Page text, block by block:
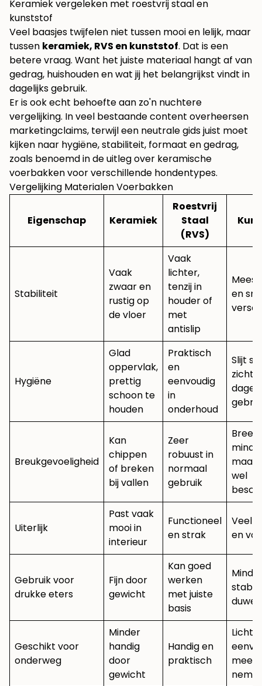
Keramiek vergeleken met roestvrij staal en
kunststof
Veel baasjes twijfelen niet tussen mooi en lelijk, maar
tussen keramiek, RVS en kunststof. Dat is een
betere vraag. Want het juiste materiaal hangt af van
gedrag, huishouden en wat jij het belangrijkst vindt in
dagelijks gebruik.
Er is ook echt behoefte aan zo'n nuchtere
vergelijking. In veel bestaande content overheersen
marketingclaims, terwijl een neutrale gids juist moet
kijken naar hygiëne, stabiliteit, formaat en gedrag,
zoals benoemd in de uitleg over keramische
voerbakken voor verschillende hondentypes.
Vergelijking Materialen Voerbakken
Eigenschap Keramiek
Roestvrij
Staal
(RVS)
Stabiliteit
Vaak
zwaar en
rustig op
de vloer
Vaak
lichter,
tenzij in
houder of
met
antislip
en
Hygiëne
Glad
oppervlak,
prettig
schoon te
houden
Praktisch
en
eenvoudig
in
onderhoud
Slijt
Breukgevoeligheid
Kan
chippen
of breken
bij vallen
Zeer
robuust in
normaal
gebruik
Breekt
maar
wel
Uiterlijk
Past vaak
mooi in
interieur
Functioneel
en strak
Veel
en
Gebruik voor
drukke eters
Fijn door
gewicht
Kan goed
werken
met juiste
basis
duwen
Geschikt voor
onderweg
Minder
handig
door
gewicht
Handig en
praktisch
Licht
mee